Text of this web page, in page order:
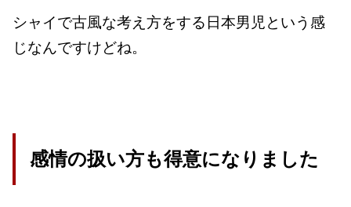
シャイで古風な考え方をする日本男児という感
じなんですけどね。
感情の扱い方も得意になりました